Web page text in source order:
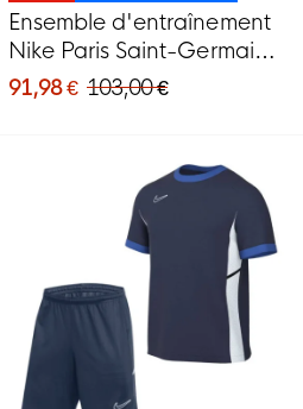
Ensemble d'entraînement
Nike Paris Saint-Germain
Strike 2026-2027 noir
rouge vif bleu foncé
91,98 € 103,00 €